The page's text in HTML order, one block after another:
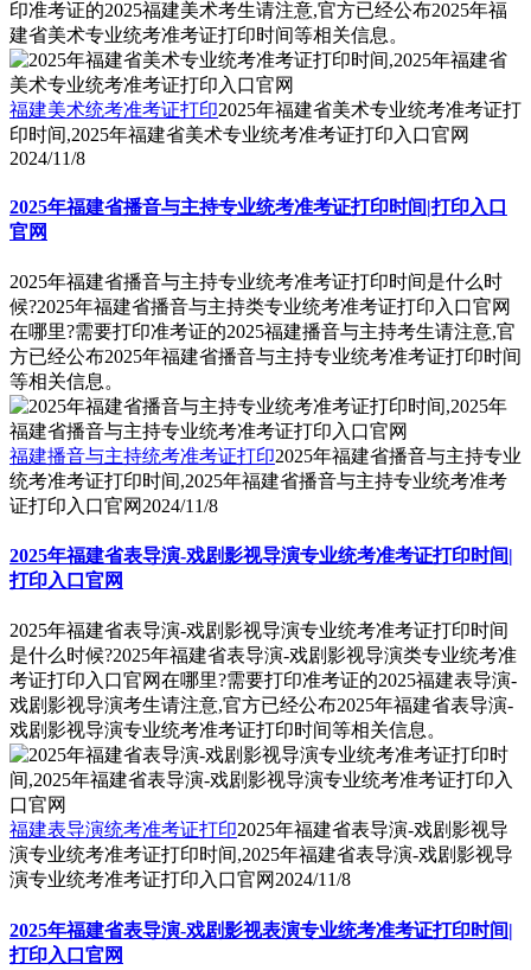
印准考证的2025福建美术考生请注意,官方已经公布2025年福
建省美术专业统考准考证打印时间等相关信息。
福建美术统考准考证打印2025年福建省美术专业统考准考证打
印时间,2025年福建省美术专业统考准考证打印入口官网
2024/11/8
2025年福建省播音与主持专业统考准考证打印时间|打印入口
官网
2025年福建省播音与主持专业统考准考证打印时间是什么时
候?2025年福建省播音与主持类专业统考准考证打印入口官网
在哪里?需要打印准考证的2025福建播音与主持考生请注意,官
方已经公布2025年福建省播音与主持专业统考准考证打印时间
等相关信息。
福建播音与主持统考准考证打印2025年福建省播音与主持专业
统考准考证打印时间,2025年福建省播音与主持专业统考准考
证打印入口官网 2024/11/8
2025年福建省表导演-戏剧影视导演专业统考准考证打印时间|
打印入口官网
2025年福建省表导演-戏剧影视导演专业统考准考证打印时间
是什么时候?2025年福建省表导演-戏剧影视导演类专业统考准
考证打印入口官网在哪里?需要打印准考证的2025福建表导演-
戏剧影视导演考生请注意,官方已经公布2025年福建省表导演-
戏剧影视导演专业统考准考证打印时间等相关信息。
福建表导演统考准考证打印2025年福建省表导演-戏剧影视导
演专业统考准考证打印时间,2025年福建省表导演-戏剧影视导
演专业统考准考证打印入口官网2024/11/8
2025年福建省表导演-戏剧影视表演专业统考准考证打印时间|
打印入口官网